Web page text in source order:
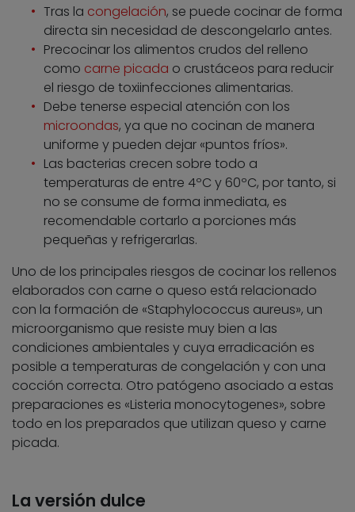
Tras la congelación, se puede cocinar de forma
directa sin necesidad de descongelarlo antes.
Precocinar los alimentos crudos del relleno
como carne picada o crustáceos para reducir
el riesgo de toxiinfecciones alimentarias.
Debe tenerse especial atención con los
microondas, ya que no cocinan de manera
uniforme y pueden dejar «puntos fríos».
Las bacterias crecen sobre todo a
temperaturas de entre 4ºC y 60ºC, por tanto, si
no se consume de forma inmediata, es
recomendable cortarlo a porciones más
pequeñas y refrigerarlas.
Uno de los principales riesgos de cocinar los rellenos
elaborados con carne o queso está relacionado
con la formación de «Staphylococcus aureus», un
microorganismo que resiste muy bien a las
condiciones ambientales y cuya erradicación es
posible a temperaturas de congelación y con una
cocción correcta. Otro patógeno asociado a estas
preparaciones es «Listeria monocytogenes», sobre
todo en los preparados que utilizan queso y carne
picada.
La versión dulce